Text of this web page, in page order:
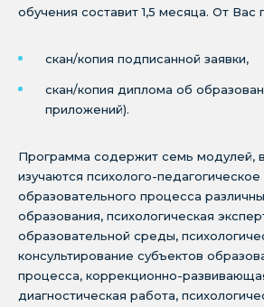
обучения составит 1,5 месяца. От Вас
скан/копия подписанной заявки,
скан/копия диплома об
приложений).
Программа содержит семь модулей,
изучаются психолого-
образовательного процесса
образования, психологическая
образовательной среды,
консультирование субъектов
процесса, коррекционно-
диагностическая работа,